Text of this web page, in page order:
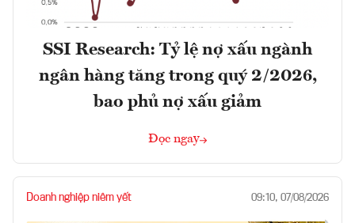
SSI Research: Tỷ lệ nợ xấu ngành
ngân hàng tăng trong quý 2/2026,
bao phủ nợ xấu giảm
Đọc ngay
Doanh nghiệp niêm yết 09:10, 07/08/2026